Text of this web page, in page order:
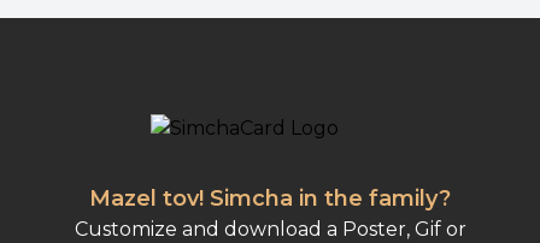
Mazel tov! Simcha in the family?
Customize and download a Poster, Gif or